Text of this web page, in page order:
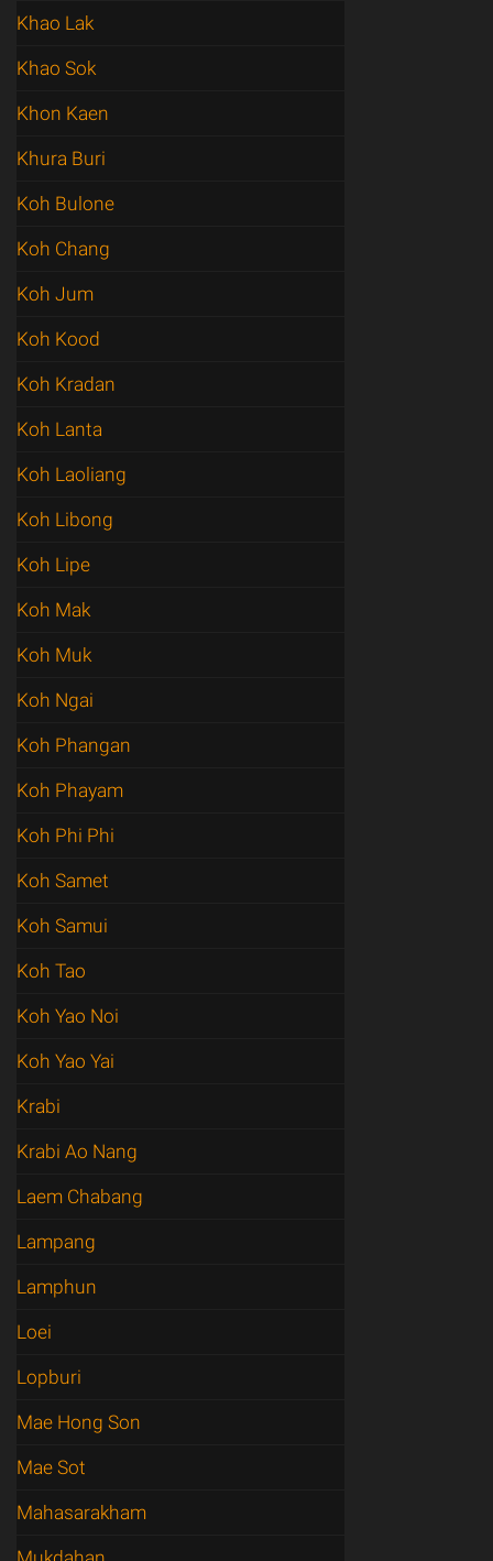
Khao Lak
Khao Sok
Khon Kaen
Khura Buri
Koh Bulone
Koh Chang
Koh Jum
Koh Kood
Koh Kradan
Koh Lanta
Koh Laoliang
Koh Libong
Koh Lipe
Koh Mak
Koh Muk
Koh Ngai
Koh Phangan
Koh Phayam
Koh Phi Phi
Koh Samet
Koh Samui
Koh Tao
Koh Yao Noi
Koh Yao Yai
Krabi
Krabi Ao Nang
Laem Chabang
Lampang
Lamphun
Loei
Lopburi
Mae Hong Son
Mae Sot
Mahasarakham